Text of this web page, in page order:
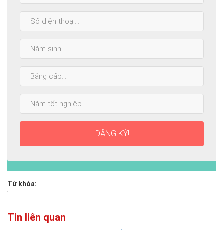
sinh:
cấp
nhất:
ĐĂNG KÝ!
Từ khóa:
Tin liên quan